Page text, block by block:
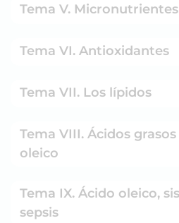
Tema V. Micronutrientes
Tema VI. Antioxidantes
Tema VII. Los lípidos
Tema VIII. Ácidos grasos omega-3 y
oleico
Tema IX. Ácido oleico, sistema inmune y
sepsis